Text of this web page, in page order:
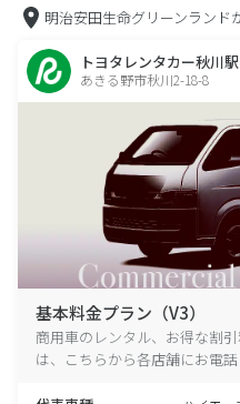
明治安田生命グリーンランド
トヨタレンタカー秋川
あきる野市秋川2-18-8
基本料金プラン（V3）
商用車のレンタル、お得な割
は、こちらから各店舗にお電話